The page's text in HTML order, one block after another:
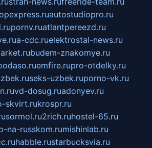
autostudiopro.ru
pornv.ruatlantpereezd.ru
a-cdc.ruelektrostal-news.ru
budem-znakomye.ru
emfire.rupro-otdelky.ru
seks-uzbek.ruporno-vk.ru
vd-dosug.ruadonyev.ru
skvirt.rukrospr.ru
sormol.ru2rich.ruhostel-65.ru
na-russkom.rumishinlab.ru
habble.rustarbucksvia.ru